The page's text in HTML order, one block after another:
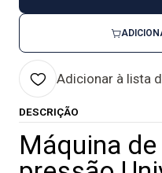
Adicionar à lista
DESCRIÇÃO
Máquina